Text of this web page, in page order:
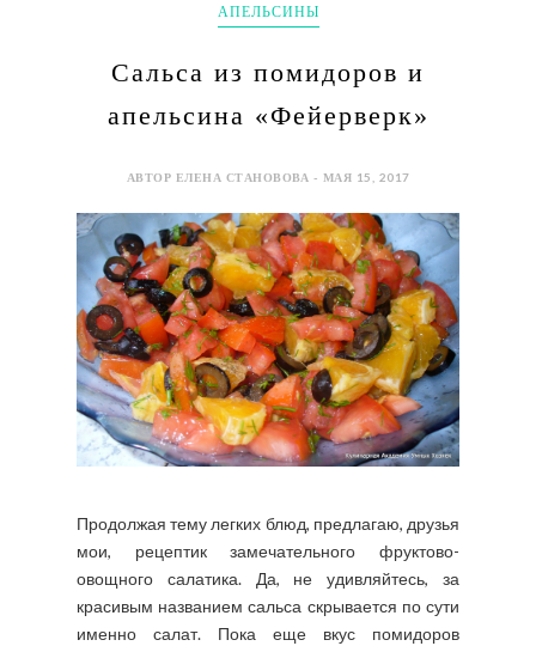
АПЕЛЬСИНЫ
Сальса из помидоров и
апельсина «Фейерверк»
АВТОР ЕЛЕНА СТАНОВОВА - МАЯ 15, 2017
Продолжая тему легких блюд, предлагаю, друзья
мои, рецептик замечательного фруктово-
овощного салатика. Да, не удивляйтесь, за
красивым названием сальса скрывается по сути
именно салат. Пока еще вкус помидоров